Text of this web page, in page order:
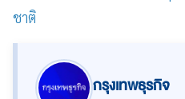
ชาติ
กรุงเทพธุรกิจ